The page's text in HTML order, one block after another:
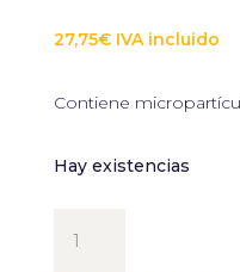
27,75€ IVA incluido
Contiene
Hay existencias
EN
podamos
y estructura
se usa la web.